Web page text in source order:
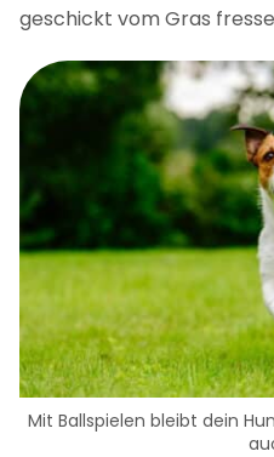
geschickt vom Gras
Mit Ballspielen bleibt dein